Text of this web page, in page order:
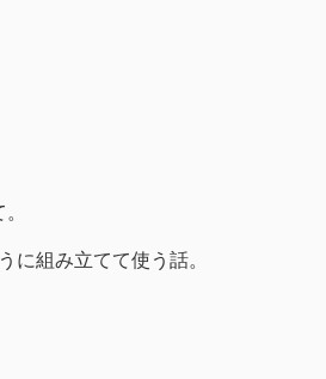
に組み立てて使う話。